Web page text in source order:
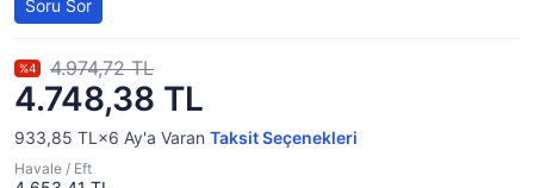
Soru Sor
4.748,38 TL
%4 4.974,72 TL
933,85 TL×6 Ay'a Varan Taksit Seçenekleri
Havale / Eft